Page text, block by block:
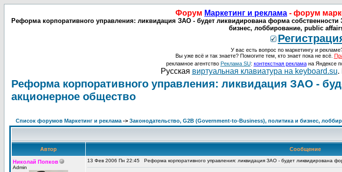
Форум Маркетинг и реклама - форум
Реформа корпоративного управления: ликвидация ЗАО - будет ликвидирована форма
бизнес, лоббирование, public
У вас есть вопрос по маркетингу и
Вы уже всё и так знаете? Помогите тем, кто знает пока не всё.
рекламное агентство Реклама SU: контекстная рекламана Яндексе
Русская виртуальная клавиатура на keyboard.su.
Реформа корпоративного управления: ликвидация ЗАО -
акционерное общество
Список форумов Маркетинг и реклама -> Законодательство, G2B (Government-to-Business), политика и бизнес,
Автор Сообщение
Николай Попков
Admin
13 Фев 2006 Пн 22:45 Реформа корпоративного управления: ликвидация ЗАО - будет ликвидирована